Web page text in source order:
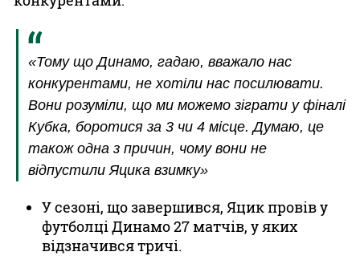
«Тому що Динамо, гадаю, вважало нас
конкурентами, не хотіли нас посилювати.
Вони розуміли, що ми можемо зіграти у фіналі
Кубка, боротися за 3 чи 4 місце. Думаю, це
також одна з причин, чому вони не
відпустили Яцика взимку»
У сезоні, що завершився, Яцик провів у
футболці Динамо 27 матчів, у яких
відзначився тричі.